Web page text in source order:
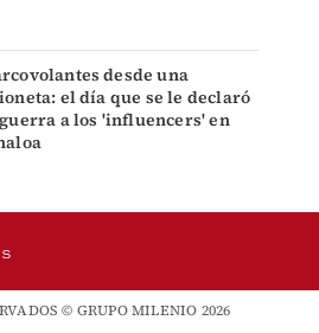
desde una
el día que se le declaró
a los 'influencers' en
© GRUPO MILENIO 2026